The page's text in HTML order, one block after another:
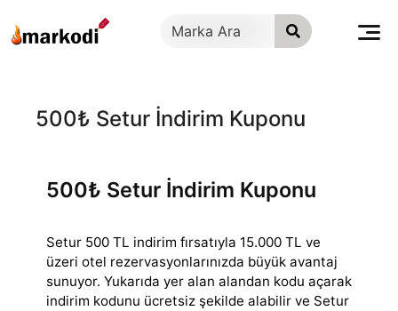
geç
500₺ Setur İndirim Kuponu
500₺ Setur İndirim Kuponu
Setur 500 TL indirim fırsatıyla 15.000 TL ve
üzeri otel rezervasyonlarınızda büyük avantaj
sunuyor. Yukarıda yer alan alandan kodu açarak
indirim kodunu ücretsiz şekilde alabilir ve Setur